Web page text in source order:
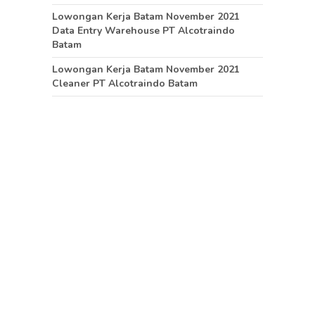
Lowongan Kerja Batam November 2021
Data Entry Warehouse PT Alcotraindo
Batam
Lowongan Kerja Batam November 2021
Cleaner PT Alcotraindo Batam